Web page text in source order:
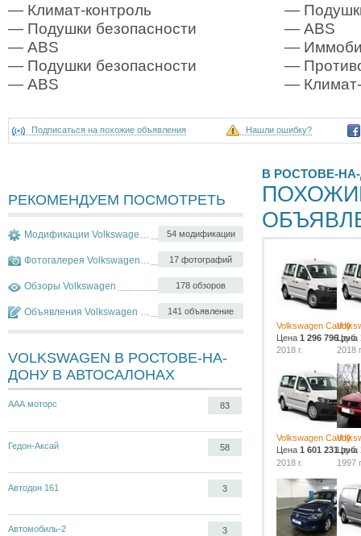
— Климат-контроль
— Подушки безопасности
— ABS
— Подушки безопасности
— ABS
—
— ABS
—
—
— Климат-
Подписаться на похожие объявления Нашли ошибку?
РЕКОМЕНДУЕМ ПОСМОТРЕТЬ
54 модификации
Модификации Volkswagen Caddy
17 фотографий
Фотогалерея Volkswagen Caddy
178 обзоров
Обзоры Volkswagen
141 объявление
Объявления Volkswagen Caddy
VOLKSWAGEN В РОСТОВЕ-НА-
ДОНУ В АВТОСАЛОНАХ
ААА моторс 83
Гедон-Аксай 58
Автодон 161 3
Автомобиль-2 3
В РОСТОВЕ-
Volkswagen Caddy
Цена 1 296 796 руб.
2018 г.
Цена
2018
Volkswagen Caddy
Цена 1 601 231руб.
2018 г.
Цена
1997